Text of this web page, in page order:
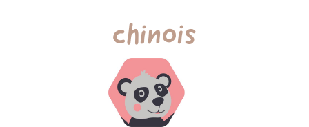
chinois